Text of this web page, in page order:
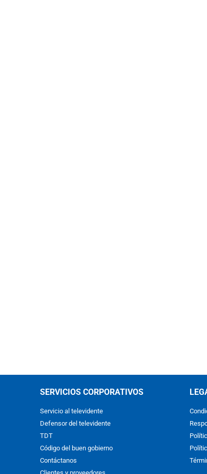
SERVICIOS CORPORATIVOS
Servicio al televidente
Defensor del televidente
TDT
Código del buen gobierno
Contáctanos